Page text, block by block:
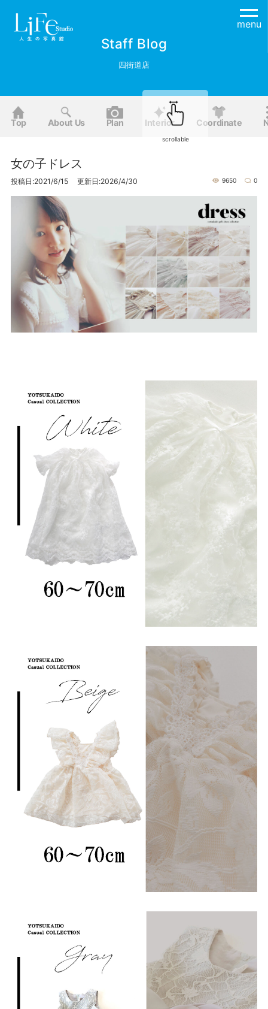
menu
Staff Blog
四街道店
Top About Us Plan Interior Coordinate
女の子ドレス
投稿日:2021/6/15 更新日:2026/4/30 9650 0